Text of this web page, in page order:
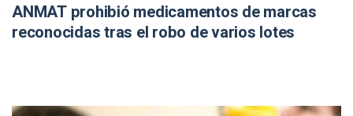
ANMAT prohibió medicamentos de marcas
reconocidas tras el robo de varios lotes